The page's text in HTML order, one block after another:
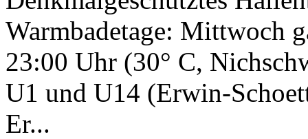
Warmbadetage: Mittwoch
23:00 Uhr (30° C,
U1 und U14 (Erwin-
Er...